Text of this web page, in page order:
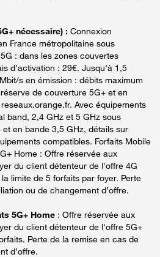
nécessaire) : Connexion
France métropolitaine sous
: dans les zones couvertes
d’activation : 29€. Jusqu’à 1,5
s en émission : débits maximum
de couverture 5G+ et en
Avec équipements
band, 2,4 GHz et 5 GHz sous
en bande 3,5 GHz, détails sur
compatibles. Forfaits Mobile
Home : Offre réservée aux
du client détenteur de l'offre 4G
limite de 5 forfaits par foyer. Perte
ou de changement d’offre.
5G+ Home : Offre réservée aux
du client détenteur de l'offre 5G+
Perte de la remise en cas de
d’offre.